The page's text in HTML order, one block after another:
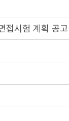
접시험 계획 공고